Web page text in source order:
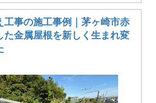
工事の施工事例｜茅ヶ崎市赤
た金属屋根を新しく生まれ変